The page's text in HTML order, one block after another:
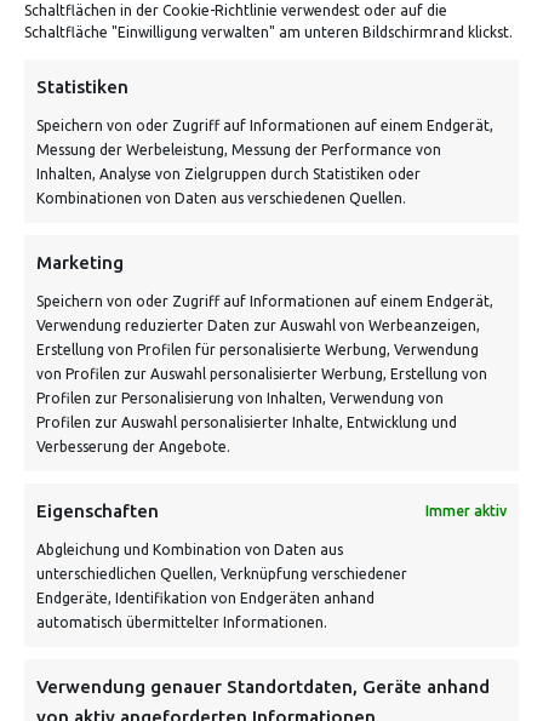
Schaltflächen in der Cookie-Richtlinie verwendest oder auf die
Schaltfläche "Einwilligung verwalten" am unteren Bildschirmrand klickst.
Statistiken
Speichern von oder Zugriff auf Informationen auf einem Endgerät,
Messung der Werbeleistung, Messung der Performance von
Inhalten, Analyse von Zielgruppen durch Statistiken oder
Kombinationen von Daten aus verschiedenen Quellen.
Marketing
Speichern von oder Zugriff auf Informationen auf einem Endgerät,
Verwendung reduzierter Daten zur Auswahl von Werbeanzeigen,
Erstellung von Profilen für personalisierte Werbung, Verwendung
von Profilen zur Auswahl personalisierter Werbung, Erstellung von
Profilen zur Personalisierung von Inhalten, Verwendung von
Profilen zur Auswahl personalisierter Inhalte, Entwicklung und
Verbesserung der Angebote.
Eigenschaften Immer aktiv
Abgleichung und Kombination von Daten aus
unterschiedlichen Quellen, Verknüpfung verschiedener
Endgeräte, Identifikation von Endgeräten anhand
automatisch übermittelter Informationen.
Verwendung genauer Standortdaten, Geräte anhand
von aktiv angeforderten Informationen
Von Tiling GmbH
Kontakt: Mo - Fr von 10:00 bis 18:00 Uhr
info@vontiling.de
VERSANDKOSTENHINWEIS:
NEWSLETTER